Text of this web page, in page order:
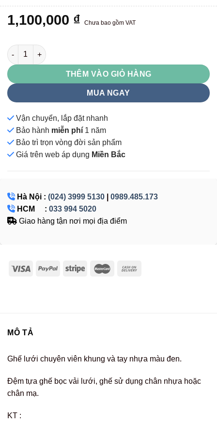
1,100,000 ₫ Chưa bao gồm VAT
GL112 số lượng
THÊM VÀO GIỎ HÀNG
MUA NGAY
Vận chuyển, lắp đặt nhanh
Bảo hành miễn phí 1 năm
Bảo trì trọn vòng đời sản phẩm
Giá trên web áp dụng Miền Bắc
Hà Nội : (024) 3999 5130
0989.485.173
HCM : 033 994 5020
Giao hàng tận nơi mọi địa điểm
MÔ TẢ
Ghế lưới chuyên viên khung và tay nhựa màu đen.
Đệm tựa ghế bọc vải lưới, ghế sử dụng chân nhựa hoặc
chân mạ.
KT :